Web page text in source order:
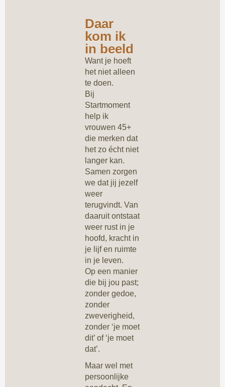
Daar
kom ik
in beeld
Want je hoeft
het niet alleen
te doen.
Bij
Startmoment
help ik
vrouwen 45+
die merken dat
het zo écht niet
langer kan.
Samen zorgen
we dat jij jezelf
weer
terugvindt. Van
daaruit ontstaat
weer rust in je
hoofd, kracht in
je lijf en ruimte
in je leven.
Op een manier
die bij jou past;
zonder gedoe,
zonder
zweverigheid,
zonder ‘je moet
dit’ of ‘je moet
dat’.
Maar wel met
persoonlijke